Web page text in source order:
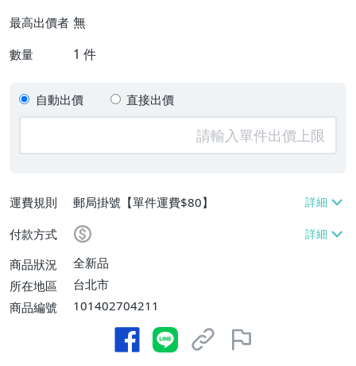
最高出價者 無
數量 1 件
自動出價 直接出價
運費規則
郵局掛號【單件運費$80】
付款方式
商品狀況
全新品
所在地區
台北市
商品編號
101402704211